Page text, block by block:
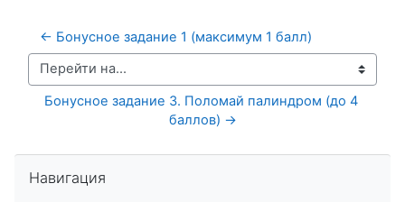
← Бонусное задание 1 (максимум 1 балл)
Перейти на...
Бонусное задание 3. Поломай палиндром (до 4
баллов) →
Навигация